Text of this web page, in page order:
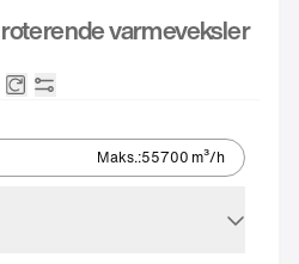
varmeveksler
Maks.:55700 m³/h